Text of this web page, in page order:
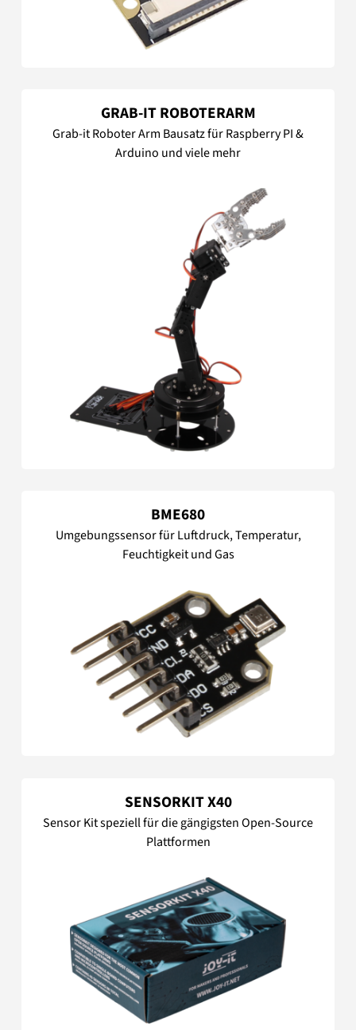
GRAB-IT ROBOTERARM
Grab-it Roboter Arm Bausatz für Raspberry PI &
Arduino und viele mehr
BME680
Umgebungssensor für Luftdruck, Temperatur,
Feuchtigkeit und Gas
SENSORKIT X40
Sensor Kit speziell für die gängigsten Open-Source
Plattformen